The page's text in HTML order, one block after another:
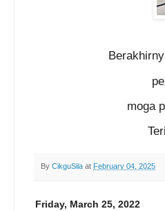
moga
By CikguSila at February 04, 2025
Friday, March 25, 2022